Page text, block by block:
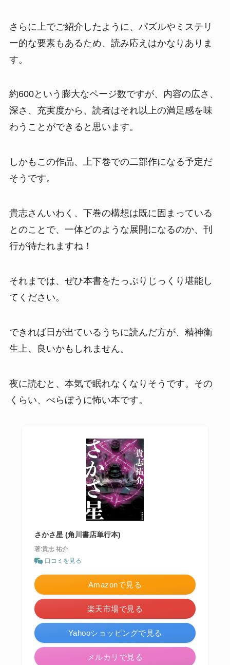
さらに上でご紹介したように、パズルやミステリ
ー的な要素もあるため、読み応えはかなりありま
す。
約600という膨大なページ数ですが、内容の広さ、
深さ、充実度から、読者はそれ以上の満足感を味
わうことができると思います。
しかもこの作品、上下巻での二部作になる予定だ
そうです。
貴志さんいわく、下巻の構想は既に固まっている
とのことで、一体どのような展開になるのか、刊
行が待たれますね！
それまでは、ぜひ本書をたっぷりじっくり堪能し
てください。
できれば日が出ているうちに読んだ方が、精神衛
生上、良いかもしれません。
夜に読むと、本気で眠れなくなりそうです。その
くらい、べらぼうに怖い本です。
さかさ星 (角川書店単行本)
著:貴志 祐介
口コミを見る
Amazonで見る
楽天市場で見る
Yahooショッピングで見る
メルカリで見る